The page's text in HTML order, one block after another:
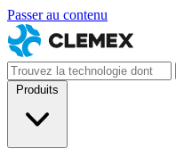
Passer au contenu
Produits